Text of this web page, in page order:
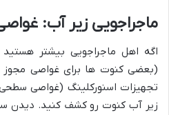
ماجراجویی زیر آب:
اگه اهل ماجراجویی بیشتر
(بعضی کنوت ها برای غواصی
تجهیزات اسنورکلینگ (غواصی
زیر آب کنوت رو کشف کنید. دیدن